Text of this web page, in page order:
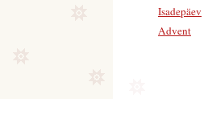
Isadepäev
Advent